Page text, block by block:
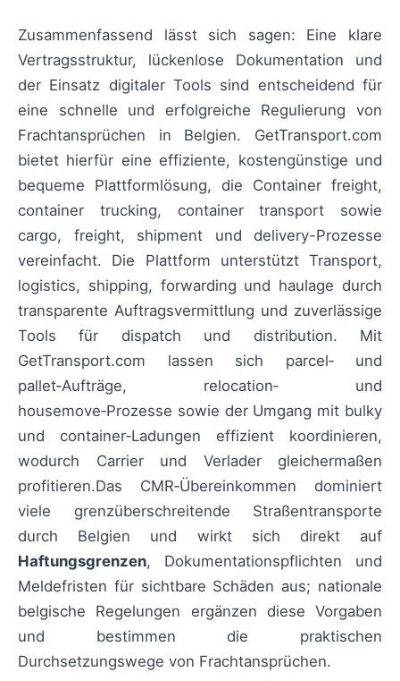
Zusammenfassend lässt sich sagen: Eine klare
Vertragsstruktur, lückenlose Dokumentation und
der Einsatz digitaler Tools sind entscheidend für
eine schnelle und erfolgreiche Regulierung von
Frachtansprüchen in Belgien. GetTransport.com
bietet hierfür eine effiziente, kostengünstige und
bequeme Plattformlösung, die Container freight,
container trucking, container transport sowie
cargo, freight, shipment und delivery-Prozesse
vereinfacht. Die Plattform unterstützt Transport,
logistics, shipping, forwarding und haulage durch
transparente Auftragsvermittlung und zuverlässige
Tools für dispatch und distribution. Mit
GetTransport.com lassen sich parcel‑ und
pallet‑Aufträge, relocation‑ und
housemove‑Prozesse sowie der Umgang mit bulky
und container‑Ladungen effizient koordinieren,
wodurch Carrier und Verlader gleichermaßen
profitieren.Das CMR‑Übereinkommen dominiert
viele grenzüberschreitende Straßentransporte
durch Belgien und wirkt sich direkt auf
Haftungsgrenzen, Dokumentationspflichten und
Meldefristen für sichtbare Schäden aus; nationale
belgische Regelungen ergänzen diese Vorgaben
und bestimmen die praktischen
Durchsetzungswege von Frachtansprüchen.